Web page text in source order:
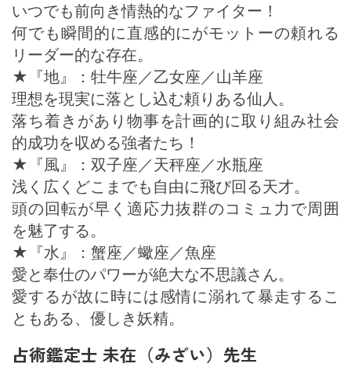
いつでも前向き情熱的なファイター！
何でも瞬間的に直感的にがモットーの頼れる
リーダー的な存在。
★『地』：牡牛座／乙女座／山羊座
理想を現実に落とし込む頼りある仙人。
落ち着きがあり物事を計画的に取り組み社会
的成功を収める強者たち！
★『風』：双子座／天秤座／水瓶座
浅く広くどこまでも自由に飛び回る天才。
頭の回転が早く適応力抜群のコミュ力で周囲
を魅了する。
★『水』：蟹座／蠍座／魚座
愛と奉仕のパワーが絶大な不思議さん。
愛するが故に時には感情に溺れて暴走するこ
ともある、優しき妖精。
占術鑑定士 未在（みざい）先生